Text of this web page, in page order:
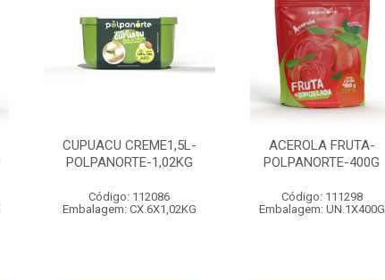
CUPUACU CREME1,5L-
POLPANORTE-1,02KG
Código: 112086
Embalagem: CX.6X1,02KG
ACEROLA FRUTA-
POLPANORTE-400G
Código: 111298
Embalagem: UN.1X400G